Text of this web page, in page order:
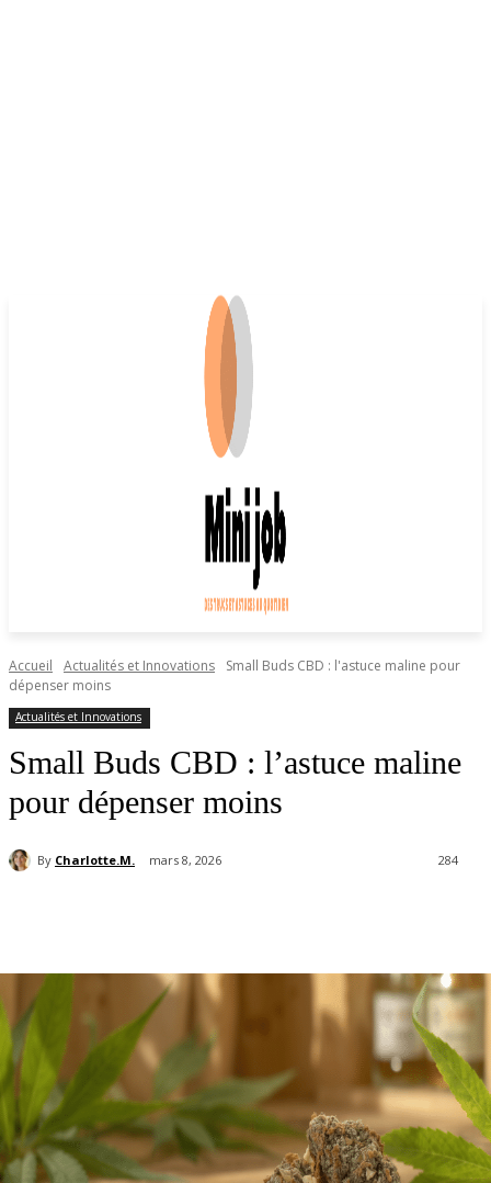
Accueil Actualités et Innovations
Small Buds CBD : l'astuce maline pour
dépenser moins
Actualités et Innovations
Small Buds CBD : l’astuce maline
pour dépenser moins
By Charlotte.M. mars 8, 2026 284